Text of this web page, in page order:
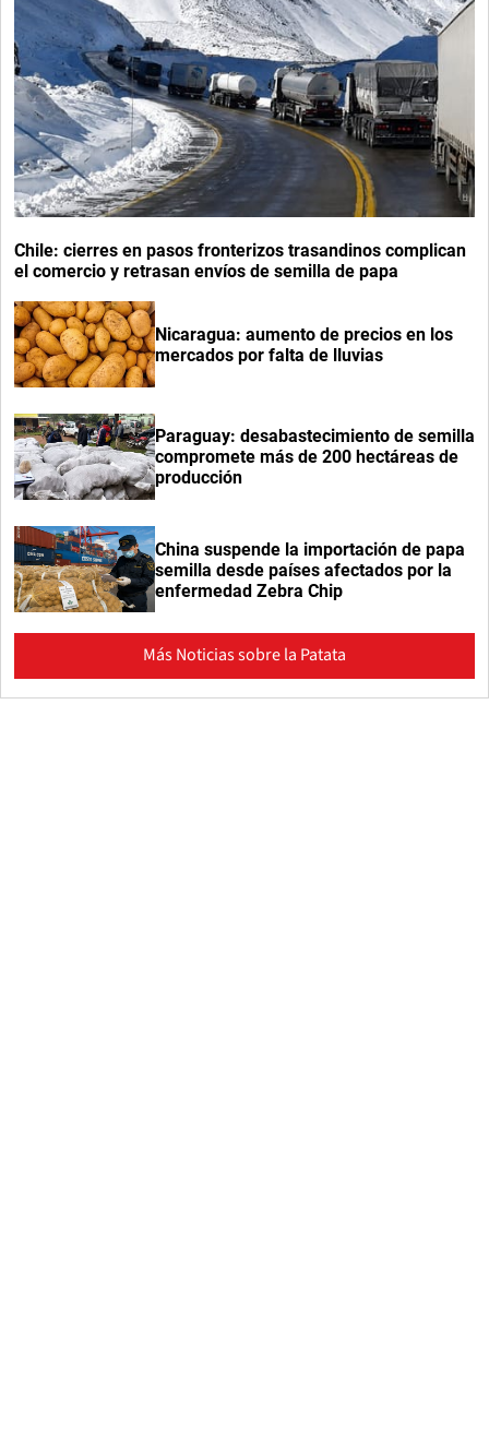
Chile: cierres en pasos fronterizos trasandinos complican
el comercio y retrasan envíos de semilla de papa
Nicaragua: aumento de precios en los
mercados por falta de lluvias
Paraguay: desabastecimiento de semilla
compromete más de 200 hectáreas de
producción
China suspende la importación de papa
semilla desde países afectados por la
enfermedad Zebra Chip
Más Noticias sobre la Patata